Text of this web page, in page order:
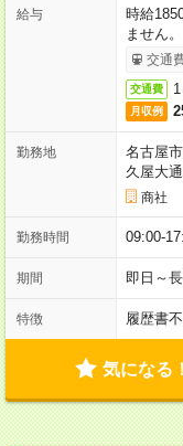
給与
時給
ません。
交通
交通費
月収例
勤務地
名古屋
久屋大
商社
勤務時間 09:00-
期間 即日～
特徴 履歴書
気になる！